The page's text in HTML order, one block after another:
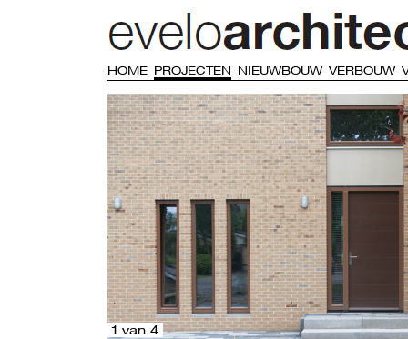
HOME PROJECTEN NIEUWBOUW VERBOUW
1 van 4